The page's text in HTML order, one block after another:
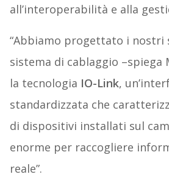
all’interoperabilità e alla
“Abbiamo progettato i nostri
sistema di cablaggio –spiega
la tecnologia IO-Link,
standardizzata che
di dispositivi installati sul
enorme per raccogliere
reale”.